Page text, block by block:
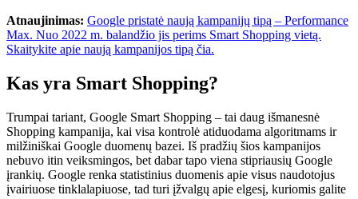
Atnaujinimas: Google pristatė naują kampanijų tipą – Performance
Max. Nuo 2022 m. balandžio jis perims Smart Shopping vietą.
Skaitykite apie naują kampanijos tipą čia.
Kas yra Smart Shopping?
Trumpai tariant, Google Smart Shopping – tai daug išmanesnė
Shopping kampanija, kai visa kontrolė atiduodama algoritmams ir
milžiniškai Google duomenų bazei. Iš pradžių šios kampanijos
nebuvo itin veiksmingos, bet dabar tapo viena stipriausių Google
įrankių. Google renka statistinius duomenis apie visus naudotojus
įvairiuose tinklalapiuose, tad turi įžvalgų apie elgesį, kuriomis galite